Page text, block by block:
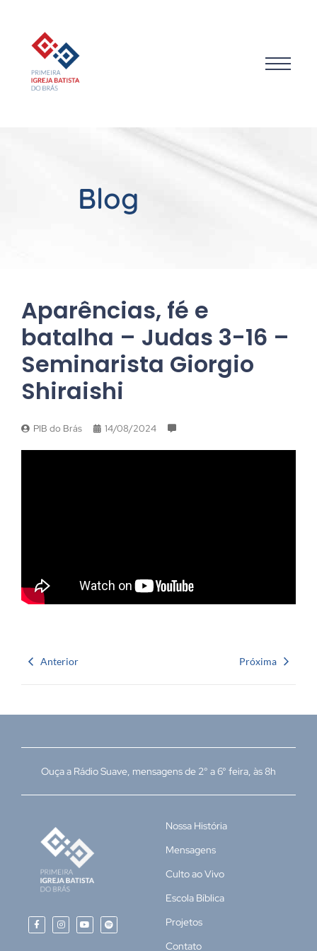
Blog
Aparências, fé e
batalha – Judas 3-16 –
Seminarista Giorgio
Shiraishi
PIB do Brás 14/08/2024
Anterior Próxima
Ouça a Rádio Suave, mensagens de 2° a 6° feira, às 8h
Nossa História
Mensagens
Culto ao Vivo
Escola Bíblica
Projetos
Contato